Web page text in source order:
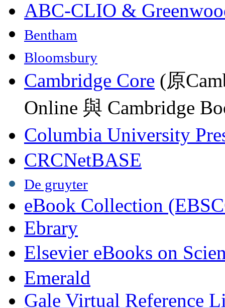
ABC-CLIO &
Bentham
Bloomsbury
Cambridge Core (原
Online 與 Cambridge
Columbia University
CRCNetBASE
De gruyter
eBook Collection
Ebrary
Elsevier eBooks on
Emerald
Gale Virtual Reference